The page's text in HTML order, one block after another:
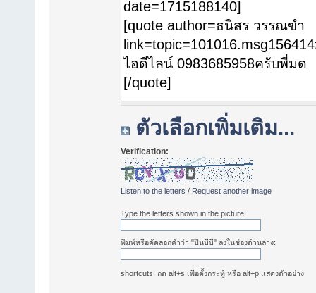
ตัวเลือกเพิ่มเติม...
Verification:
Listen to the letters / Request another image
Type the letters shown in the picture:
พิมพ์หรือคัดลอกคำว่า "ปืนบีบี" ลงในช่องด้านล่าง:
shortcuts: กด alt+s เพื่อตั้งกระทู้ หรือ alt+p แสดงตัวอย่าง